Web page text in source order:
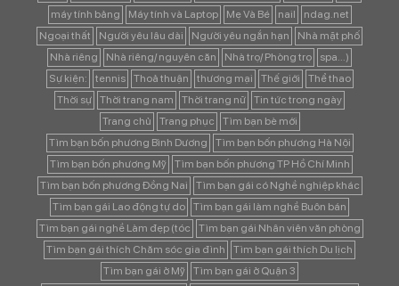
máy tính bảng
Máy tính và Laptop Mẹ Và Bé nail
ndag.net
Ngoại thất
Người yêu lâu dài Người yêu ngắn hạn
Nhà mặt phố
Nhà riêng
Nhà riêng/ nguyên căn Nhà trọ/ Phòng trọ
spa...)
Sự kiện:
tennis Thoả thuận thương mại Thế giới
Thể thao
Thời sự
Thời trang nam Thời trang nữ
Tin tức trong ngày
Trang chủ
Trang phục
Tìm bạn bè mới
Tìm bạn bốn phương Bình Dương
Tìm bạn bốn phương Hà Nội
Tìm bạn bốn phương Mỹ
Tìm bạn bốn phương TP Hồ Chí Minh
Tìm bạn bốn phương Đồng Nai
Tìm bạn gái có Nghề nghiệp khác
Tìm bạn gái Lao động tự do
Tìm bạn gái làm nghề Buôn bán
Tìm bạn gái nghề Làm đẹp (tóc
Tìm bạn gái Nhân viên văn phòng
Tìm bạn gái thích Chăm sóc gia đình
Tìm bạn gái thích Du lịch
Tìm bạn gái ở Mỹ
Tìm bạn gái ở Quận 3